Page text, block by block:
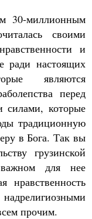
30-миллионным
своими
и
ради настоящих
являются
перед
силами, которые
традиционную
в Бога. Так вы
грузинской
важном для нее
нравственность
прочим.